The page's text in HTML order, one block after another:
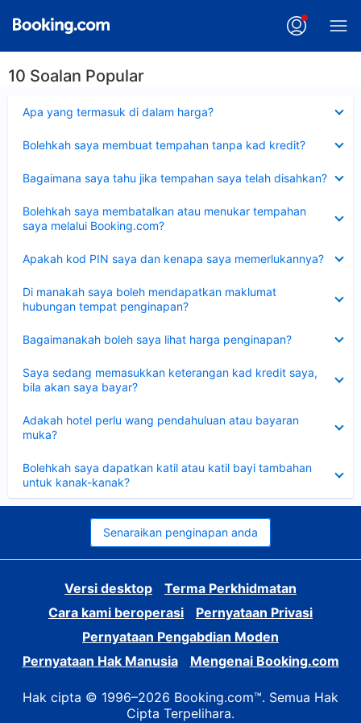
10 Soalan Popular
Apa yang termasuk di dalam harga?
Bolehkah saya membuat tempahan tanpa kad kredit?
Bagaimana saya tahu jika tempahan saya telah disahkan?
Bolehkah saya membatalkan atau menukar tempahan
saya melalui Booking.com?
Apakah kod PIN saya dan kenapa saya memerlukannya?
Di manakah saya boleh mendapatkan maklumat
hubungan tempat penginapan?
Bagaimanakah boleh saya lihat harga penginapan?
Saya sedang memasukkan keterangan kad kredit saya,
bila akan saya bayar?
Adakah hotel perlu wang pendahuluan atau bayaran
muka?
Bolehkah saya dapatkan katil atau katil bayi tambahan
untuk kanak-kanak?
Senaraikan penginapan anda
Versi desktop
Terma Perkhidmatan
Cara kami beroperasi
Pernyataan Privasi
Pernyataan Pengabdian Moden
Pernyataan Hak Manusia
Mengenai Booking.com
Hak cipta © 1996–2026 Booking.com™. Semua Hak
Cipta Terpelihara.